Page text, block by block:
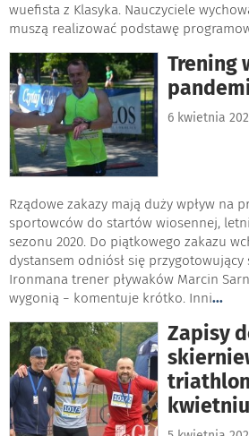
wuefista z Klasyka. Nauczyciele
muszą realizować podstawę
Trening
6 kwietnia
Rządowe zakazy mają duży wpływ na
sportowców do startów wiosennej,
sezonu 2020. Do piątkowego zakazu
dystansem odniósł się
Ironmana trener pływaków Marcin
wygonią − komentuje krótko. Inni...
Zapisy
kwietniu